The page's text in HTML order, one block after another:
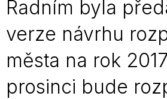
Radním byla
verze návrhu
města na rok
prosinci bude